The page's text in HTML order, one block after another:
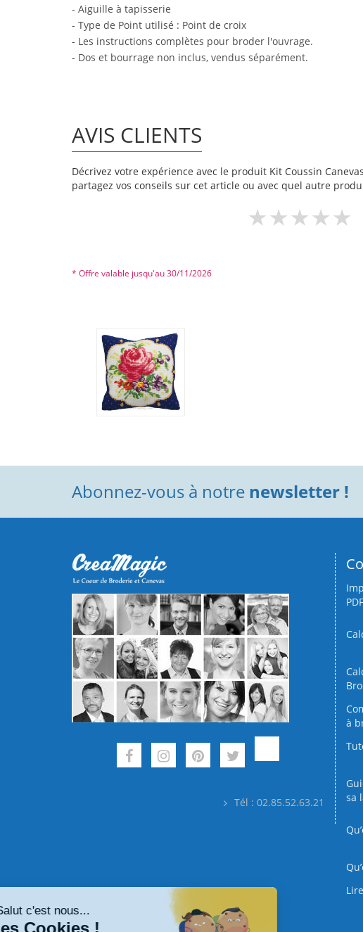
- Aiguille à tapisserie
- Type de Point utilisé : Point de croix
- Les instructions complètes pour broder l'ouvrage.
- Dos et bourrage non inclus, vendus séparément.
AVIS CLIENTS
Décrivez votre expérience avec le produit Kit Coussin
partagez vos conseils sur cet article ou avec quel autre
* Offre valable jusqu'au 30/11/2026
Abonnez-vous à notre newsletter !
Tél : 02.85.52.63.21
PDF
à
sa